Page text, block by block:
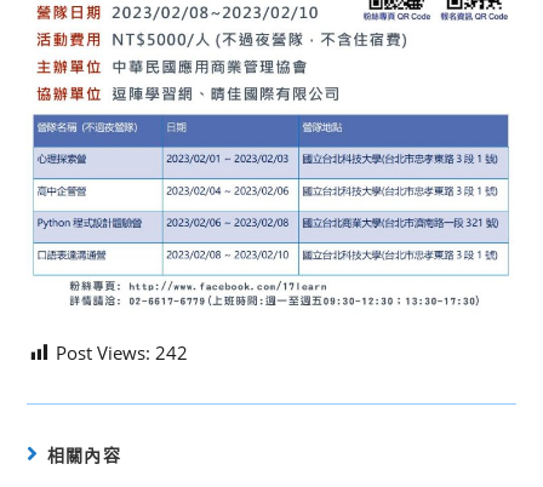
Post Views: 242
相關內容